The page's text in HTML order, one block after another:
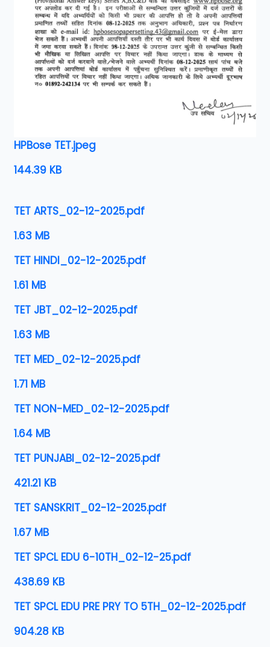
HPBose TET.jpeg
144.39 KB
TET ARTS_02-12-2025.pdf
1.63 MB
TET HINDI_02-12-2025.pdf
1.61 MB
TET JBT_02-12-2025.pdf
1.63 MB
TET MED_02-12-2025.pdf
1.71 MB
TET NON-MED_02-12-2025.pdf
1.64 MB
TET PUNJABI_02-12-2025.pdf
421.21 KB
TET SANSKRIT_02-12-2025.pdf
1.67 MB
TET SPCL EDU 6-10TH_02-12-25.pdf
438.69 KB
TET SPCL EDU PRE PRY TO 5TH_02-12-2025.pdf
904.28 KB